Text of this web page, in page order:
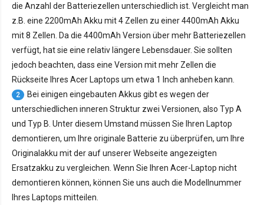
die Anzahl der Batteriezellen unterschiedlich ist. Vergleicht man
z.B. eine 2200mAh Akku mit 4 Zellen zu einer 4400mAh Akku
mit 8 Zellen. Da die 4400mAh Version über mehr Batteriezellen
verfügt, hat sie eine relativ längere Lebensdauer. Sie sollten
jedoch beachten, dass eine Version mit mehr Zellen die
Rückseite Ihres Acer Laptops um etwa 1 Inch anheben kann.
2
Bei einigen eingebauten Akkus gibt es wegen der
unterschiedlichen inneren Struktur zwei Versionen, also Typ A
und Typ B. Unter diesem Umstand müssen Sie Ihren Laptop
demontieren, um Ihre originale Batterie zu überprüfen, um Ihre
Originalakku mit der auf unserer Webseite angezeigten
Ersatzakku zu vergleichen. Wenn Sie Ihren Acer-Laptop nicht
demontieren können, können Sie uns auch die Modellnummer
Ihres Laptops mitteilen.